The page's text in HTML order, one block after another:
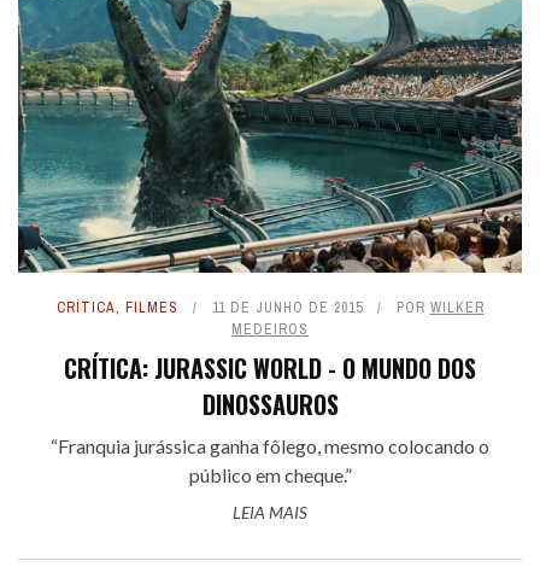
CRÍTICA, FILMES 11 DE JUNHO DE 2015 POR WILKER
MEDEIROS
CRÍTICA: JURASSIC WORLD - O MUNDO DOS
DINOSSAUROS
“Franquia jurássica ganha fôlego, mesmo colocando o
público em cheque.”
LEIA MAIS